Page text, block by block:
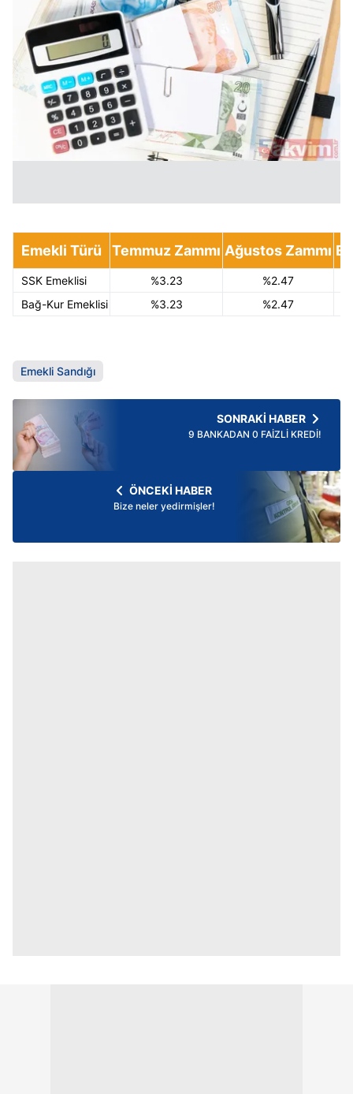
Emekli Türü Temmuz Zammı Ağustos Zammı
SSK Emeklisi %3.23
%2.47
Bağ-Kur Emeklisi
%3.23 %2.47
Emekli Sandığı
SONRAKİ HABER
9 BANKADAN 0 FAİZLİ KREDİ!
ÖNCEKİ HABER
Bize neler yedirmişler!